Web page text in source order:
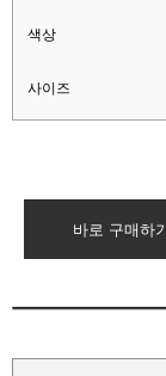
색상
사이즈
바로 구매하